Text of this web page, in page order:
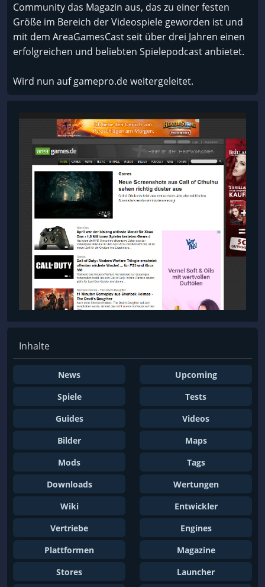
Community das Magazin aus, das zu einer festen
Größe im Bereich der Videospiele geworden ist und
mit dem AreaGamesCast seit über drei Jahren einen
erfolgreichen und beliebten Spielepodcast anbietet.
Wird nun auf gamepro.de weitergeleitet.
Inhalte
News
Upcoming
Spiele
Tests
Guides
Videos
Bilder
Maps
Mods
Tags
Downloads
Wertungen
Wiki
Entwickler
Vertriebe
Engines
Plattformen
Magazine
Stores
Launcher